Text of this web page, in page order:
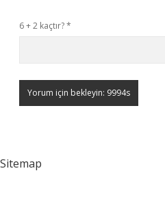
6 + 2 kaçtır?*
Sitemap